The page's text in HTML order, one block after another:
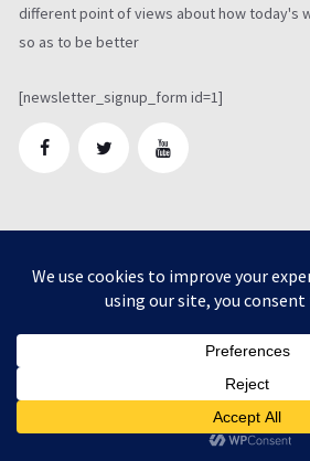
different point of views about how today's
so as to be better
[newsletter_signup_form id=1]
LATEST TWEETS
showheader=false]